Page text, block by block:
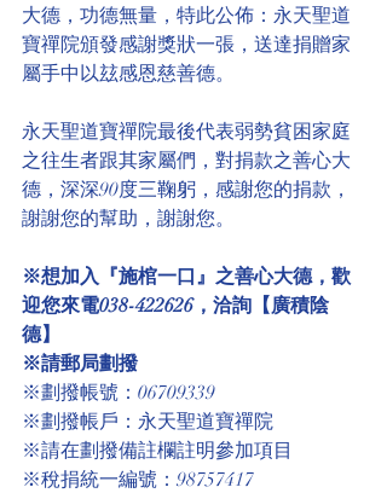
大德，功德無量，特此公佈：永天聖道
寶禪院頒發感謝獎狀一張，送達捐贈家
屬手中以玆感恩慈善德。
永天聖道寶禪院最後代表弱勢貧困家庭
之往生者跟其家屬們，對捐款之善心大
德，深深90度三鞠躬，感謝您的捐款，
謝謝您的幫助，謝謝您。
※想加入『施棺一口』之善心大德，歡
迎您來電038-422626，洽詢【廣積陰
德】
※請郵局劃撥
※劃撥帳號：06709339
※劃撥帳戶：永天聖道寶禪院
※請在劃撥備註欄註明參加項目
※稅捐統一編號：98757417